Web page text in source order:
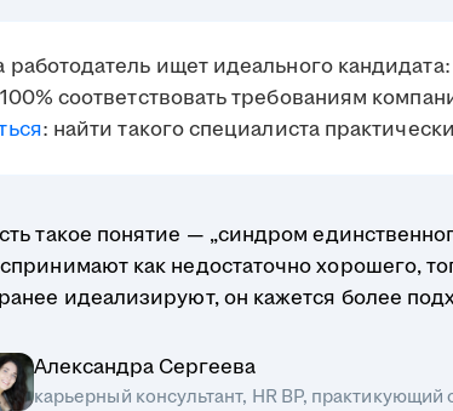
работодатель ищет идеального
соответствовать требованиям
: найти такого специалиста
такое понятие — „синдром
как недостаточно хорошего,
идеализируют, он кажется более
Александра Сергеева
карьерный консультант, HR BP,